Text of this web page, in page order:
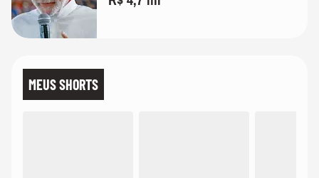
MEUS SHORTS